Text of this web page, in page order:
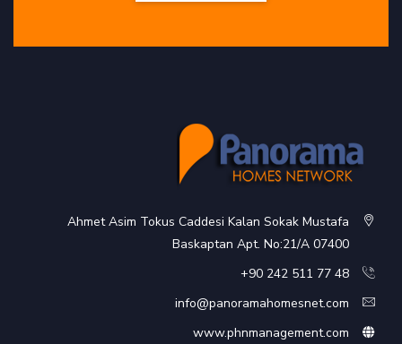
Ahmet Asim Tokus Caddesi Kalan Sokak Mustafa
Baskaptan Apt. No:21/A 07400
48 77 511 242 90+
info@panoramahomesnet.com
www.phnmanagement.com